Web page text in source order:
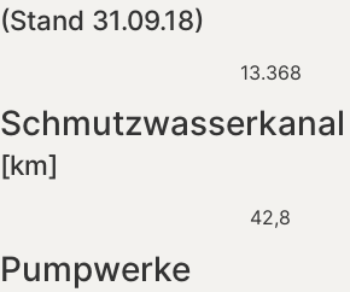
(Stand 31.09.18)
13.368
Schmutzwasserkanal
[km]
42,8
Pumpwerke